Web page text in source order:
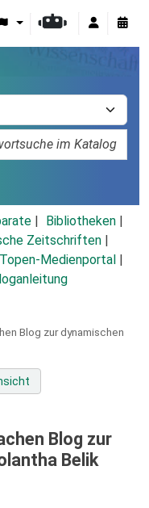
Bibliotheken
Zeitschriften
Medienportal
Blog zur dynamischen
Blog zur
Belik